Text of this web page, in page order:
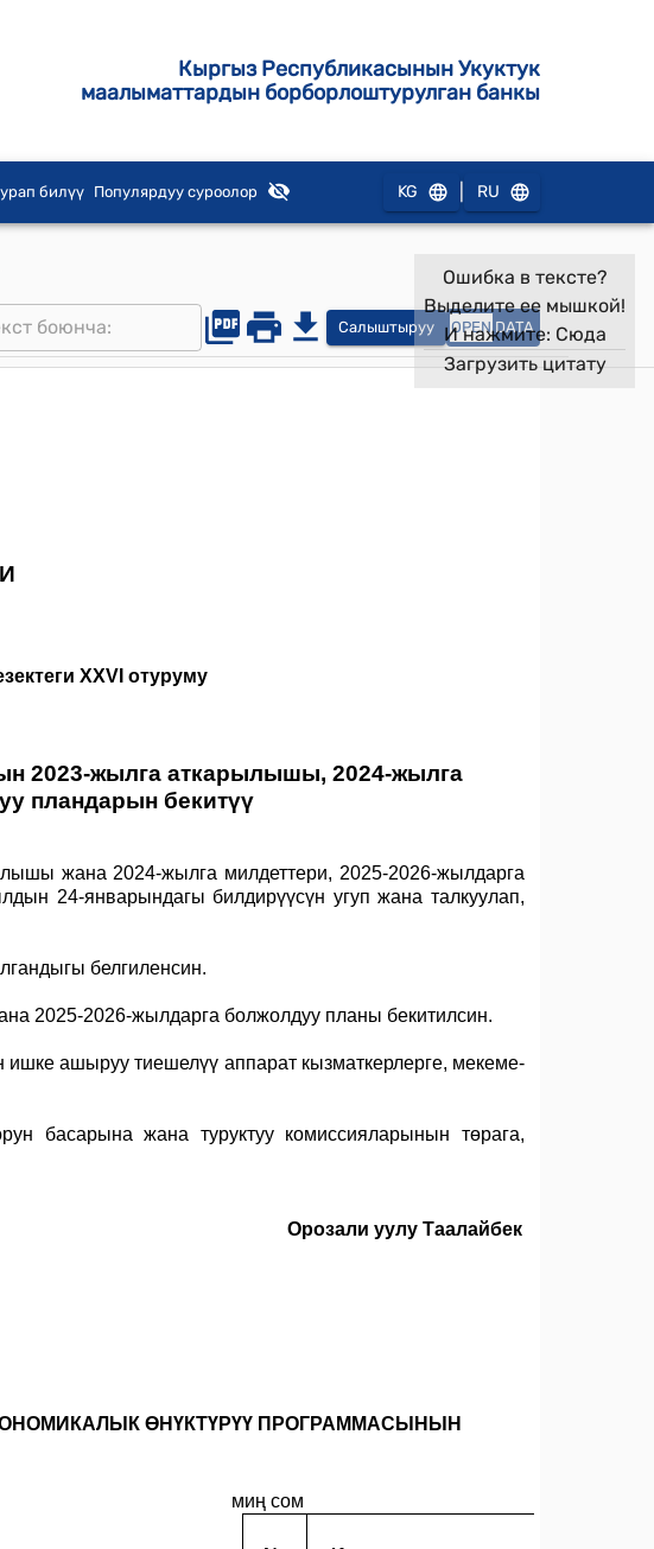
Кыргыз Республикасынын Укуктук
маалыматтардын борборлоштурулган банкы
билүү Популярдуу суроолор KG RU
Салыштыруу OPEN DATA
Ошибка в тексте?
Выделите ее мышкой!
И нажмите: Сюда
Загрузить цитату